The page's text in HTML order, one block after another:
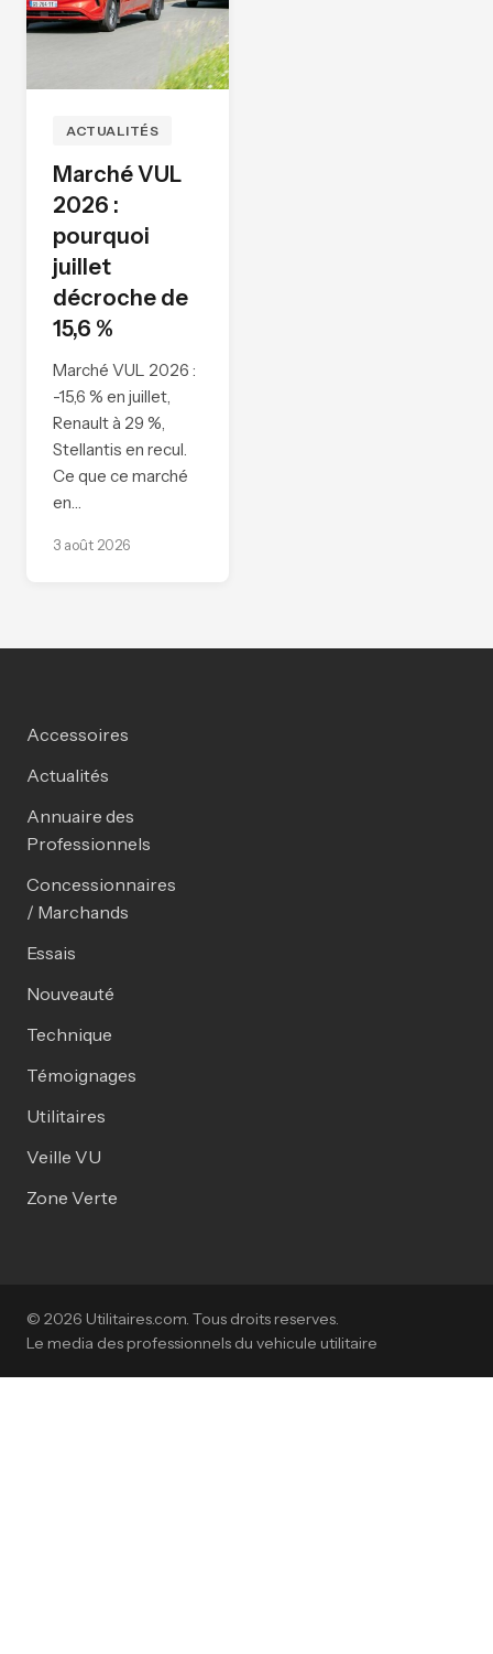
ACTUALITÉS
Marché VUL
2026 :
pourquoi
juillet
décroche de
15,6 %
Marché VUL 2026 :
-15,6 % en juillet,
Renault à 29 %,
Stellantis en recul.
Ce que ce marché
en…
3 août 2026
Accessoires
Actualités
Annuaire des
Professionnels
Concessionnaires
/ Marchands
Essais
Nouveauté
Technique
Témoignages
Utilitaires
Veille VU
Zone Verte
© 2026 Utilitaires.com. Tous droits reserves.
Le media des professionnels du vehicule utilitaire